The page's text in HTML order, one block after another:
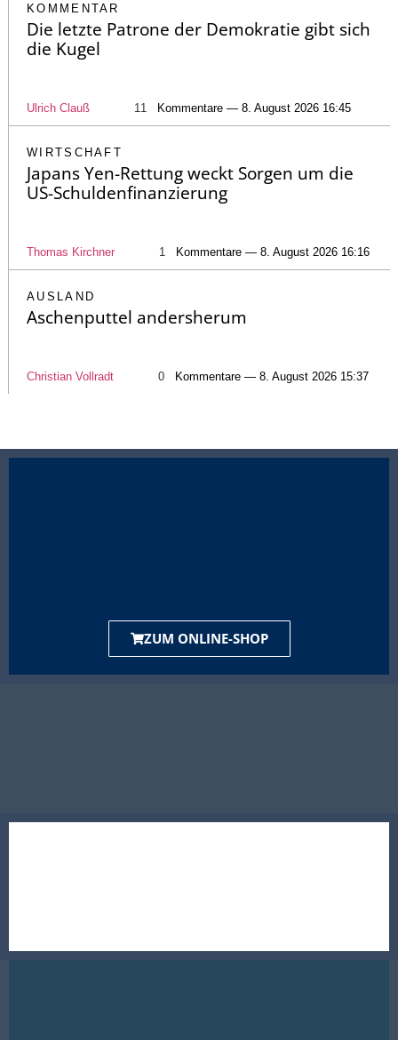
KOMMENTAR
Die letzte Patrone der Demokratie gibt sich
die Kugel
Ulrich Clauß 11 Kommentare — 8. August 2026 16:45
WIRTSCHAFT
Japans Yen-Rettung weckt Sorgen um die
US-Schuldenfinanzierung
Thomas Kirchner 1 Kommentare — 8. August 2026 16:16
AUSLAND
Aschenputtel andersherum
Christian Vollradt 0 Kommentare — 8. August 2026 15:37
ZUM ONLINE-SHOP